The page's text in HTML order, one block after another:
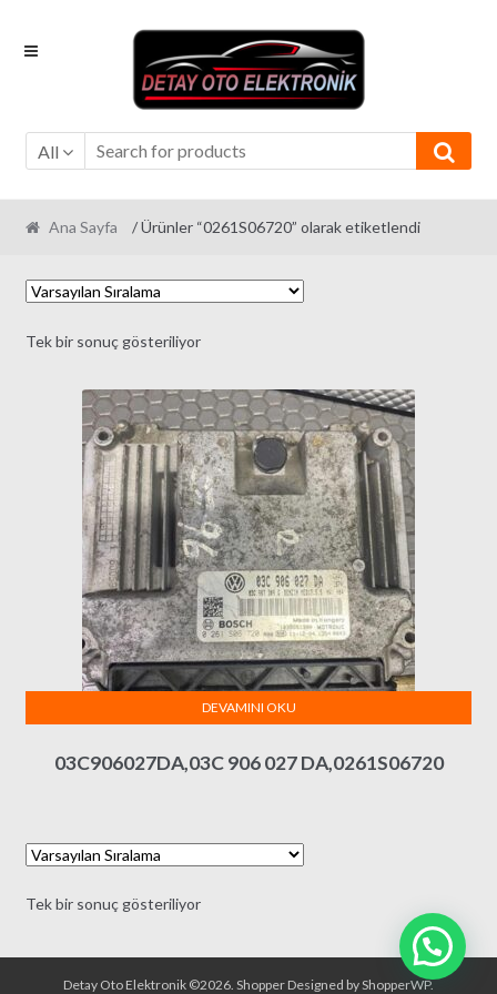
Skip
Skip
All
Ana Sayfa / Ürünler “0261S06720” olarak etiketlendi
Tek bir sonuç gösteriliyor
03C906027DA,03C 906 027 DA,0261S06720
DEVAMINI OKU
Tek bir sonuç gösteriliyor
Detay Oto Elektronik ©2026. Shopper Designed byShopperWP.